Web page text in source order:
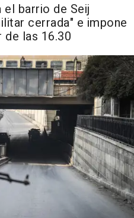
barrio de Seij
cerrada" e impone
las 16.30